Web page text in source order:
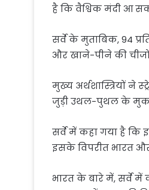
है कि वैश्विक मंदी आ
सर्वे के मुताबिक, 94
और खाने-पीने की
मुख्य अर्थशास्त्रियों
जुड़ी उथल-पुथल के
सर्वे में कहा गया है कि
इसके विपरीत भारत
भारत के बारे में, सर्वे